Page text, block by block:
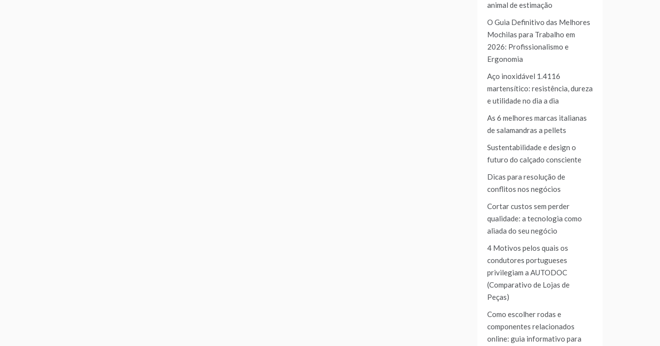
animal de estimação
O Guia Definitivo das Melhores
Mochilas para Trabalho em
2026: Profissionalismo e
Ergonomia
Aço inoxidável 1.4116
martensítico: resistência, dureza
e utilidade no dia a dia
As 6 melhores marcas italianas
de salamandras a pellets
Sustentabilidade e design o
futuro do calçado consciente
Dicas para resolução de
conflitos nos negócios
Cortar custos sem perder
qualidade: a tecnologia como
aliada do seu negócio
4 Motivos pelos quais os
condutores portugueses
privilegiam a AUTODOC
(Comparativo de Lojas de
Peças)
Como escolher rodas e
componentes relacionados
online: guia informativo para